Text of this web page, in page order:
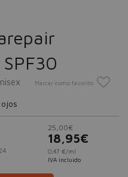
Marcar como favorito
25,00€
18,95€
0,47 €/ml
IVA incluido